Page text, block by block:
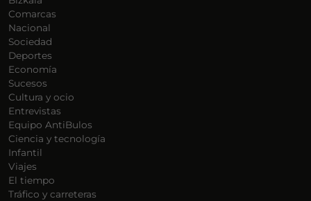
Comarcas
Nacional
Sociedad
Deportes
Economía
Sucesos
Cultura y ocio
Entrevistas
Equipo AntiBulos
Ciencia y tecnología
Infantil
Viajes
El tiempo
Tráfico y carreteras